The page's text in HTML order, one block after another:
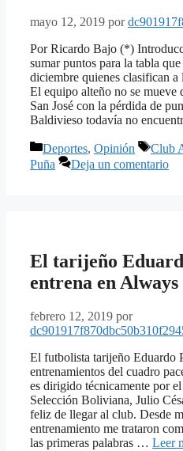
mayo 12, 2019 por
Por Ricardo Bajo (*)
sumar puntos para la tabla
diciembre quienes clasifican a
El equipo alteño no se mueve
San José con la pérdida de
Baldivieso todavía no
Categorías
Deportes, Opinión Club
Puña
Deja un comentario
El tarijeño
entrena en
febrero 12, 2019 por
El futbolista tarijeño Eduardo
entrenamientos del cuadro
es dirigido técnicamente por
Selección Boliviana, Julio
feliz de llegar al club. Desde
entrenamiento me trataron
las primeras palabras … Leer